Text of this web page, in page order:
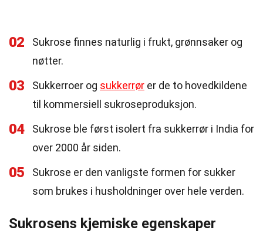
02
Sukrose finnes naturlig i frukt, grønnsaker og
nøtter.
03 Sukkerroer og sukkerrør er de to hovedkildene
til kommersiell sukroseproduksjon.
04
Sukrose ble først isolert fra sukkerrør i India for
over 2000 år siden.
05
Sukrose er den vanligste formen for sukker
som brukes i husholdninger over hele verden.
Sukrosens kjemiske egenskaper